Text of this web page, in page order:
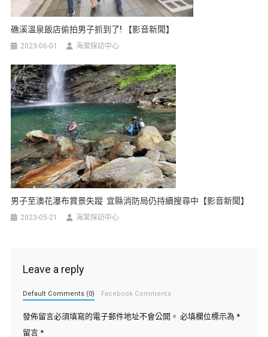
礁溪溫泉飯店偷拍男子抓到了! 【影音新聞】
2023-06-01 海棠採訪中心
男子至澳花瀑布賞景失蹤 宜縣消防局仍持續搜尋中【影音新聞】
2023-05-21 海棠採訪中心
Leave a reply
Default Comments (0) Facebook Comments
發佈留言必須填寫的電子郵件地址不會公開。 必填欄位標示為 *
留言 *